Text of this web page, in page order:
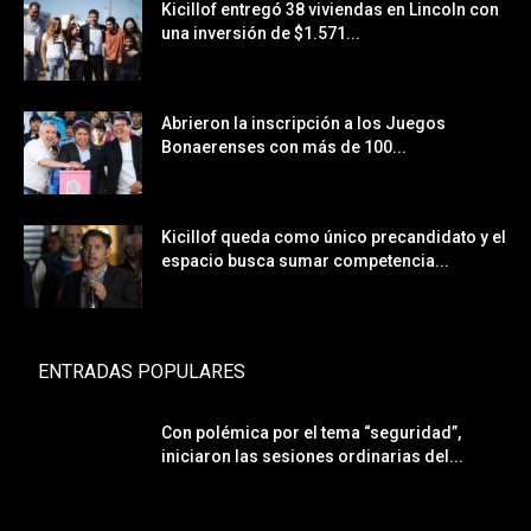
Kicillof entregó 38 viviendas en Lincoln con
una inversión de $1.571...
Abrieron la inscripción a los Juegos
Bonaerenses con más de 100...
Kicillof queda como único precandidato y el
espacio busca sumar competencia...
ENTRADAS POPULARES
Con polémica por el tema “seguridad”,
iniciaron las sesiones ordinarias del...